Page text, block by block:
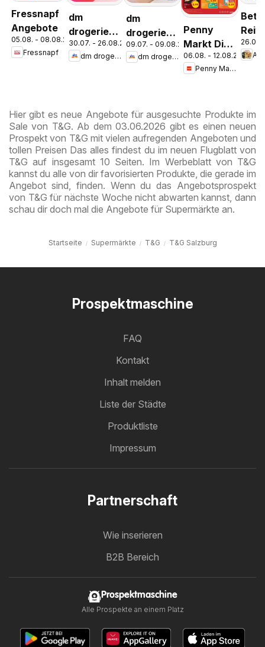
Fressnapf
Angebote
05.08. - 08.08.2026
Fressnapf
dm
drogerie
markt
Journal
30.07. - 26.08.2026
dm drogerie markt
dm
drogerie
markt
Journal
09.07. - 09.08.2026
dm drogerie markt
Penny
Markt Die
ganze
Woche
06.08. - 12.08.2026
Penny Markt
26.07.
Hier gibt es neue Angebote für ausgesuchte Produkte im
Sale von T&G. Ab dem 03.06.2026 gibt es einen neuen
Prospekt von T&G mit vielen aufregenden Angeboten und
tollen Preisen Das alles findest du im neuen Flugblatt von
T&G auf insgesamt 10 Seiten. Im Werbeblatt von T&G
kannst du alle von dir favorisierten Produkte, die gerade im
Angebot sind, finden. Wenn du das Angebotsprospekt
von T&G für nächste Woche nicht abwarten kannst, dann
schau dir doch mal die Angebote für Supermärkte an.
Startseite Supermärkte T&G T&G Salzburg
Prospektmaschine
FAQ
Kontakt
Inhalt melden
Liste der Städte
Produktliste
Impressum
Partnerschaft
Wie inserieren
B2B Bereich
Prospektmaschine
Alle Prospekte an einem Platz